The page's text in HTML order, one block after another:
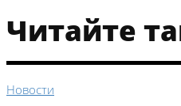
Читайте
Новости